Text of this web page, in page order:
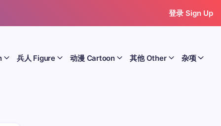
登录 Sign Up
兵人 Figure 动漫 Cartoon 其他 Other 杂项